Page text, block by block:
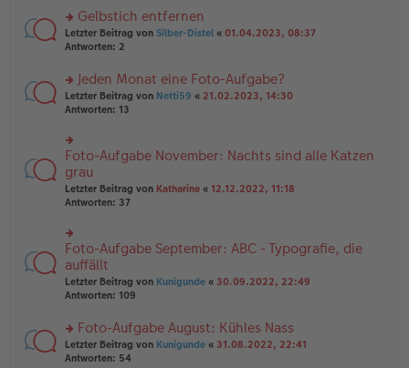
tr
a
g
e
n
er
tr
a
g
n
g
el
e
n
er
tr
a
g
rs
te
n
g
el
e
n
er
B
ei
tr
g
Gelbstich entfernen
Letzter Beitrag von Silber-Distel « 01.04.2023, 08:37
Antworten: 2
rs
te
u
n
g
el
es
e
er
B
tr
a
g
Jeden Monat eine Foto-Aufgabe?
Letzter Beitrag von Netti59 « 21.02.2023, 14:30
Antworten: 13
rs
te
r
u
n
el
es
e
n
er
tr
a
g
Foto-Aufgabe November: Nachts sind alle Katzen
grau
Letzter Beitrag von Katharine « 12.12.2022, 11:18
Antworten: 37
rs
te
r
u
n
el
es
e
Foto-Aufgabe September: ABC - Typografie, die
auffällt
Letzter Beitrag von Kunigunde « 30.09.2022, 22:49
Antworten: 109
rs
te
Foto-Aufgabe August: Kühles Nass
Letzter Beitrag von Kunigunde « 31.08.2022, 22:41
Antworten: 54